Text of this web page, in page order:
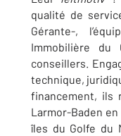
qualité de
Gérante-,
Immobilière du
conseillers.
technique,
financement, ils
Larmor-Baden
îles du Golfe du